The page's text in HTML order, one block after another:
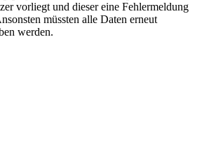
vorliegt und dieser eine Fehlermeldung
müssten alle Daten erneut
werden.